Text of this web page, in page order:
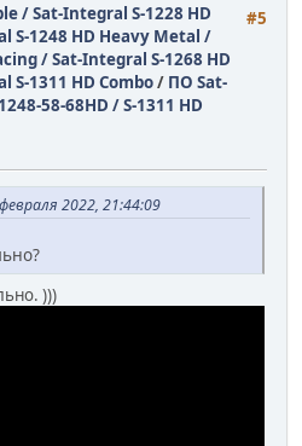
#5
/ Sat-Integral S-1228 HD
S-1248 HD Heavy Metal /
/ Sat-Integral S-1268 HD
S-1311 HD Combo/ ПО Sat-
58-68HD / S-1311 HD
2022, 21:44:09
)))